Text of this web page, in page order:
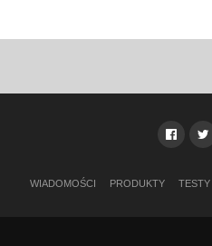
WIADOMOŚCI PRODUKTY TESTY